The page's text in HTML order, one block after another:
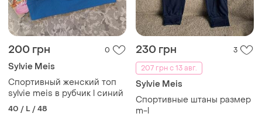
200 грн 0
Sylvie Meis
Спортивный женский топ
sylvie meis в рубчик l синий
40 / L / 48
230 грн
3
207 грн с 13 авг.
Sylvie Meis
Спортивные штаны размер
m-l